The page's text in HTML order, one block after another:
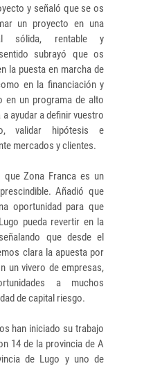
y señaló que se os
un proyecto en una
sólida, rentable y
subrayó que os
la puesta en marcha de
en la financiación y
en un programa de alto
ayudar a definir vuestro
validar hipótesis e
mercados y clientes.
Zona Franca es un
Añadió que
oportunidad para que
pueda revertir en la
que desde el
clara la apuesta por
un vivero de empresas,
a muchos
de capital riesgo.
han iniciado su trabajo
14 de la provincia de A
de Lugo y uno de